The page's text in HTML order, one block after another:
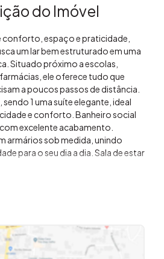
do Imóvel
conforto, espaço e praticidade,
um lar bem estruturado em uma
Situado próximo a escolas,
ele oferece tudo que
a poucos passos de distância.
1 uma suíte elegante, ideal
e conforto. Banheiro social
excelente acabamento.
armários sob medida, unindo
para o seu dia a dia. Sala de estar
momentos em família ou para
uma anti-sala aconchegante, que
proporcionando ambientes
de amplitude em todo o imóvel.
quem aprecia momentos ao ar